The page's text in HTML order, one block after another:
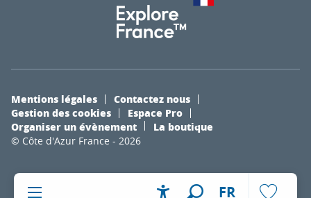
FR
© Côte d'Azur France - 2026
Mentions légales
Contactez nous
Gestion des cookies
Espace Pro
Organiser un évènement
La boutique